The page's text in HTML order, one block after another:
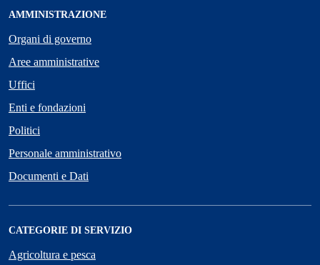
AMMINISTRAZIONE
Organi di governo
Aree amministrative
Uffici
Enti e fondazioni
Politici
Personale amministrativo
Documenti e Dati
CATEGORIE DI SERVIZIO
Agricoltura e pesca